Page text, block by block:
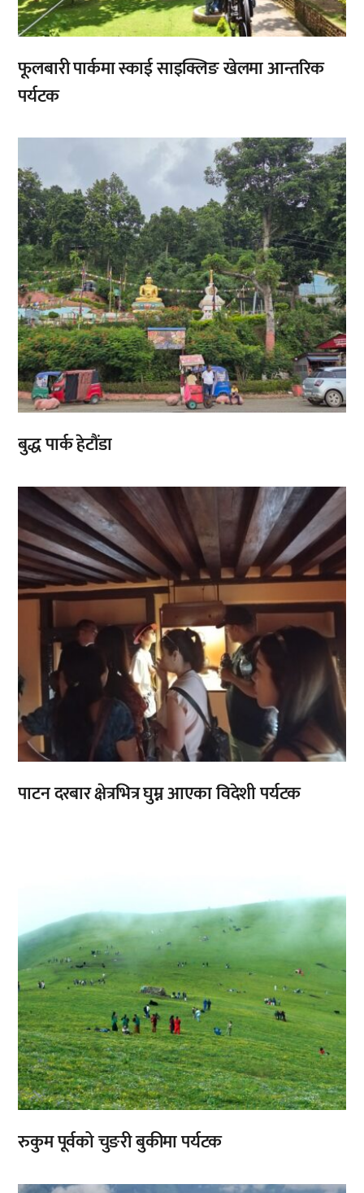
फूलबारी पार्कमा स्काई साइक्लिङ खेलमा आन्तरिक
पर्यटक
बुद्ध पार्क हेटौंडा
पाटन दरबार क्षेत्रभित्र घुम्न आएका विदेशी पर्यटक
रुकुम पूर्वको चुङरी बुकीमा पर्यटक